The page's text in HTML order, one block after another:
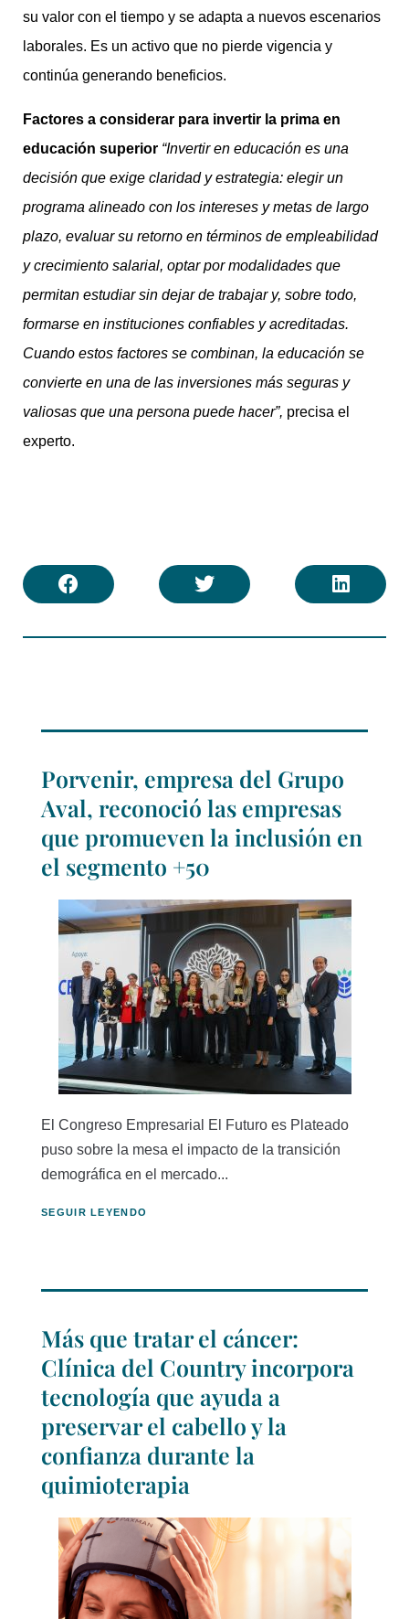
su valor con el tiempo y se adapta a nuevos escenarios
laborales. Es un activo que no pierde vigencia y
continúa generando beneficios.
Factores a considerar para invertir la prima en
educación superior “Invertir en educación es una
decisión que exige claridad y estrategia: elegir un
programa alineado con los intereses y metas de largo
plazo, evaluar su retorno en términos de empleabilidad
y crecimiento salarial, optar por modalidades que
permitan estudiar sin dejar de trabajar y, sobre todo,
formarse en instituciones confiables y acreditadas.
Cuando estos factores se combinan, la educación se
convierte en una de las inversiones más seguras y
valiosas que una persona puede hacer”, precisa el
experto.
Porvenir, empresa del Grupo
Aval, reconoció las empresas
que promueven la inclusión en
el segmento +50
El Congreso Empresarial El Futuro es Plateado
puso sobre la mesa el impacto de la transición
demográfica en el mercado...
SEGUIR LEYENDO
Más que tratar el cáncer:
Clínica del Country incorpora
tecnología que ayuda a
preservar el cabello y la
confianza durante la
quimioterapia